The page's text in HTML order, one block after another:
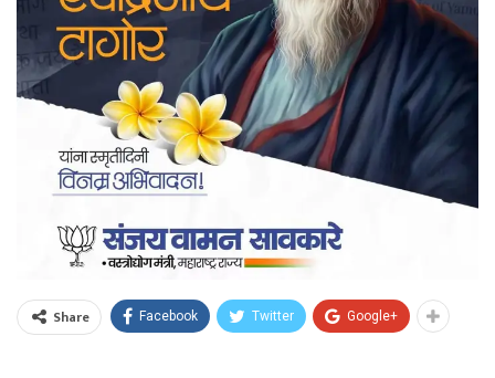
Share Facebook Twitter Google+